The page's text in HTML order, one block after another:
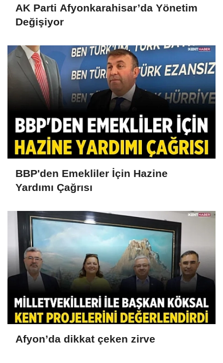
AK Parti Afyonkarahisar’da Yönetim
Değişiyor
BBP'den Emekliler İçin Hazine
Yardımı Çağrısı
Afyon’da dikkat çeken zirve